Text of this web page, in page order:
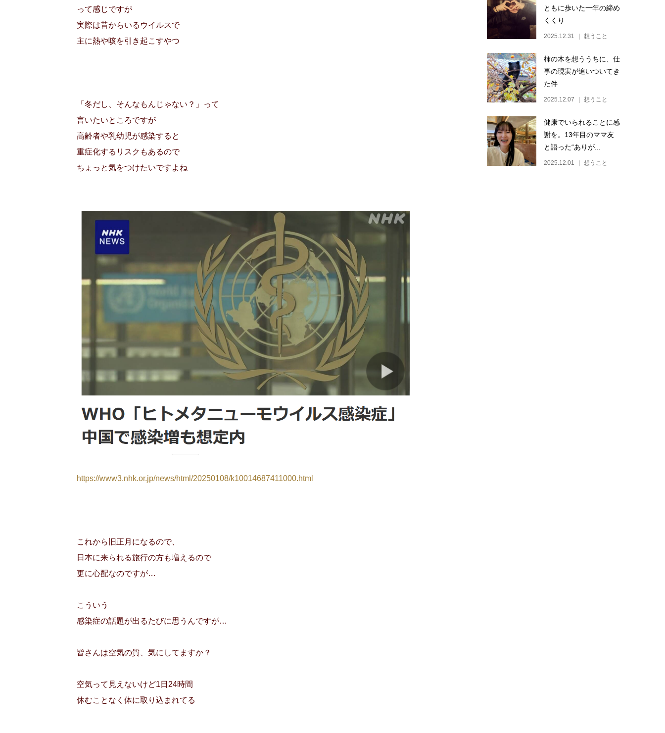
って感じですが
実際は昔からいるウイルスで
主に熱や咳を引き起こすやつ
「冬だし、そんなもんじゃない？」って
言いたいところですが
高齢者や乳幼児が感染すると
重症化するリスクもあるので
ちょっと気をつけたいですよね
https://www3.nhk.or.jp/news/html/20250108/k10014687411000.html
これから旧正月になるので、
日本に来られる旅行の方も増えるので
更に心配なのですが…
こういう
感染症の話題が出るたびに思うんですが…
皆さんは空気の質、気にしてますか？
空気って見えないけど1日24時間
休むことなく体に取り込まれてる
ともに歩いた一年の締め
くくり
2025.12.31 想うこと
柿の木を想ううちに、仕
事の現実が追いついてき
た件
2025.12.07 想うこと
健康でいられることに感
謝を。13年目のママ友
と語った“ありが...
2025.12.01 想うこと